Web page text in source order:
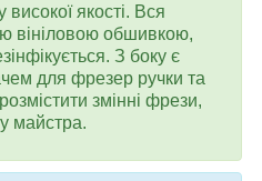
якості. Вся
вініловою обшивкою,
З боку є
для фрезер ручки та
змінні фрези,
майстра.